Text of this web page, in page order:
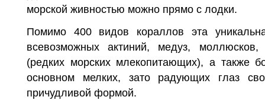
морской живностью можно прямо с лодки.
Помимо 400 видов кораллов эта
всевозмож­ных актиний, медуз, моллюсков,
(редких морских мле­копитающих), а также
основном мелких, зато радующих глаз
причудливой формой.